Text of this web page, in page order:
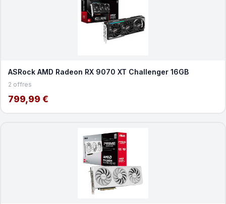
ASRock AMD Radeon RX 9070 XT Challenger 16GB
2 offres
799,99 €